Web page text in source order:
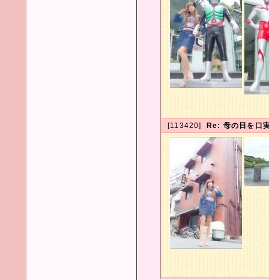
[113420] Re: 母の日を口